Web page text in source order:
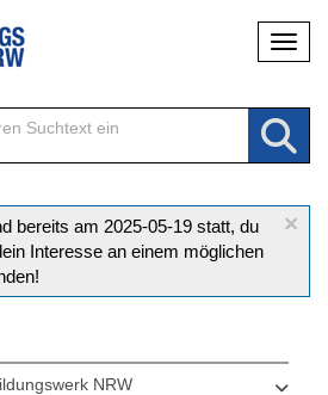
×
bereits am 2025-05-19 statt, du
Interesse an einem möglichen
NRW